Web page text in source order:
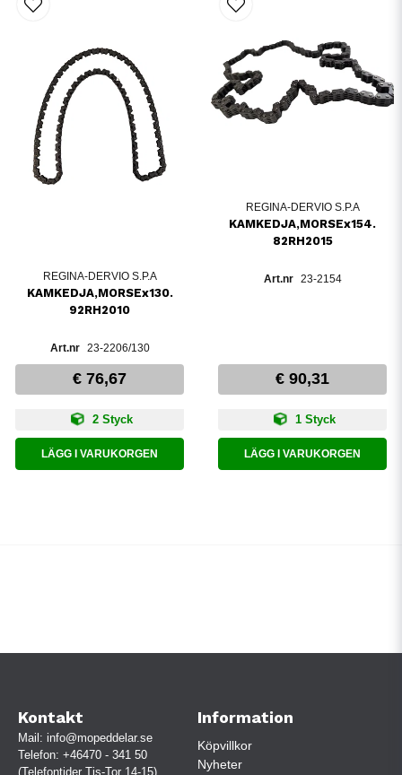
REGINA-DERVIO S.P.A
KAMKEDJA,MORSEx130.
92RH2010
23-2206/130
€ 76,67
2 Styck
LÄGG I VARUKORGEN
REGINA-DERVIO S.P.A
KAMKEDJA,MORSEx154.
82RH2015
23-2154
€ 90,31
1 Styck
LÄGG I VARUKORGEN
Kontakt
Mail: info@mopeddelar.se
Telefon: +46470 - 341 50
(Telefontider Tis-Tor 14-15)
Information
Köpvillkor
Nyheter